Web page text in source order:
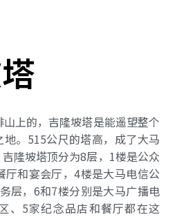
上的，吉隆坡塔是能遥望整个
。515公尺的塔高，成了大马
隆坡塔顶分为8层，1楼是公众
厅和宴会厅，4楼是大马电信公
层，6和7楼分别是大马广播电
、5家纪念品店和餐厅都在这